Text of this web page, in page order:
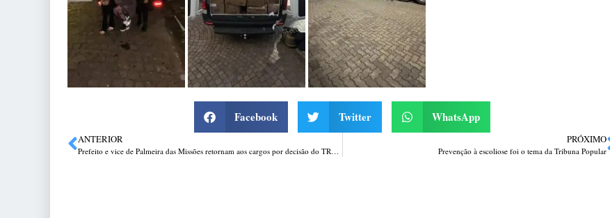
Facebook Twitter WhatsApp
ANTERIOR
Prefeito e vice de Palmeira das Missões retornam aos cargos por decisão do TRE-RS
PRÓXIMO
Prevenção à escoliose foi o tema da Tribuna Popular